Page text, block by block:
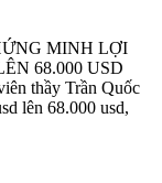
MINH LỢI
68.000 USD
thầy Trần Quốc
lên 68.000 usd,